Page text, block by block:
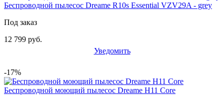
Беспроводной пылесос Dreame R10s Essential VZV29A - grey
Под заказ
12 799 руб.
Уведомить
-17%
Беспроводной моющий пылесос Dreame H11 Core